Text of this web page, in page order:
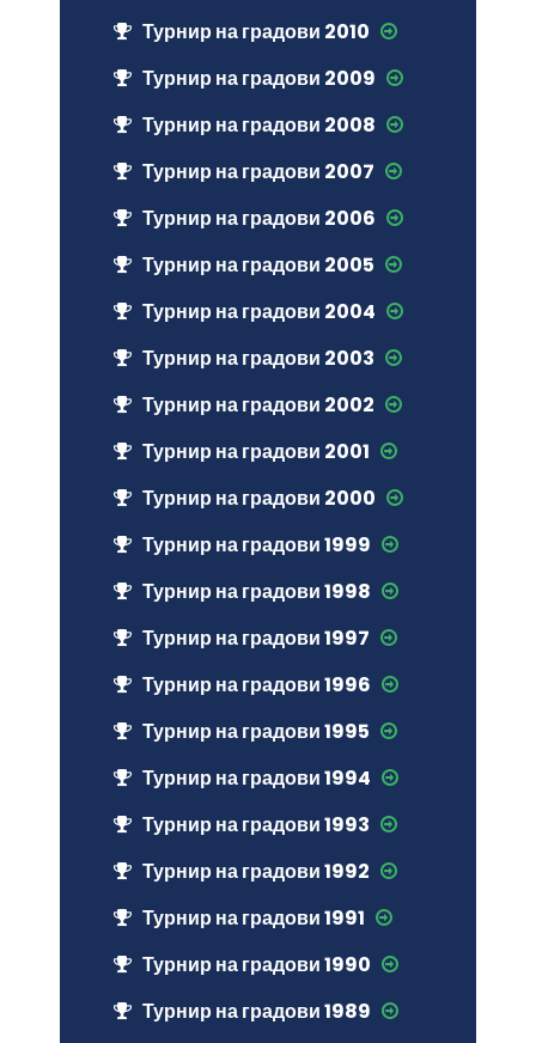
Турнир на градови 2010
Турнир на градови 2009
Турнир на градови 2008
Турнир на градови 2007
Турнир на градови 2006
Турнир на градови 2005
Турнир на градови 2004
Турнир на градови 2003
Турнир на градови 2002
Турнир на градови 2001
Турнир на градови 2000
Турнир на градови 1999
Турнир на градови 1998
Турнир на градови 1997
Турнир на градови 1996
Турнир на градови 1995
Турнир на градови 1994
Турнир на градови 1993
Турнир на градови 1992
Турнир на градови 1991
Турнир на градови 1990
Турнир на градови 1989